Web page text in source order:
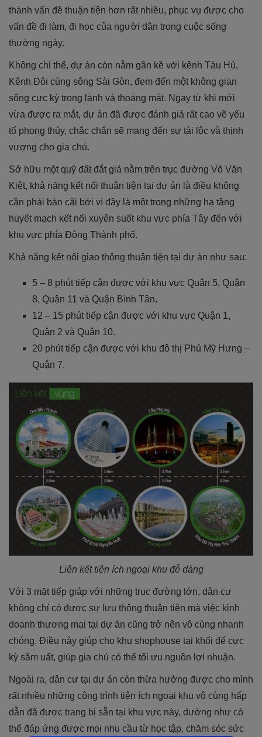
thành vấn đề thuận tiện hơn rất nhiều, phục vụ được cho
vấn đề đi làm, đi học của người dân trong cuộc sống
thường ngày.
Không chỉ thế, dự án còn nằm gần kề với kênh Tàu Hủ,
Kênh Đôi cùng sông Sài Gòn, đem đến một không gian
sống cực kỳ trong lành và thoáng mát. Ngay từ khi mới
vừa được ra mắt, dự án đã được đánh giá rất cao về yếu
tố phong thủy, chắc chắn sẽ mang đến sự tài lộc và thịnh
vượng cho gia chủ.
Sở hữu một quỹ đất đắt giá nằm trên trục đường Võ Văn
Kiệt, khả năng kết nối thuận tiện tại dự án là điều không
cần phải bàn cãi bởi vì đây là một trong những hạ tầng
huyết mạch kết nối xuyên suốt khu vực phía Tây đến với
khu vực phía Đông Thành phố.
Khả năng kết nối giao thông thuận tiện tại dự án như sau:
5 – 8 phút tiếp cận được với khu vực Quận 5, Quận
8, Quận 11 và Quận Bình Tân.
12 – 15 phút tiếp cận được với khu vực Quận 1,
Quận 2 và Quận 10.
20 phút tiếp cận được với khu đô thị Phú Mỹ Hưng –
Quận 7.
Liên kết tiện ích ngoại khu đễ dàng
Với 3 mặt tiếp giáp với những trục đường lớn, dân cư
không chỉ có được sự lưu thông thuận tiện mà việc kinh
doanh thương mại tại dự án cũng trở nên vô cùng nhanh
chóng. Điều này giúp cho khu shophouse tại khối đế cực
kỳ sầm uất, giúp gia chủ có thể tối ưu nguồn lợi nhuận.
Ngoài ra, dân cư tại dự án còn thừa hưởng được cho mình
rất nhiều những công trình tiện ích ngoại khu vô cùng hấp
dẫn đã được trang bị sẵn tại khu vực này, dường như có
thể đáp ứng được mọi nhu cầu từ học tập, chăm sóc sức